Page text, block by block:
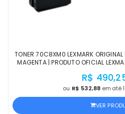
TONER 70C8XM0 LEXMARK
MAGENTA | PRODUTO OFICIAL
R$
ou R$ 532,88 em até
VER